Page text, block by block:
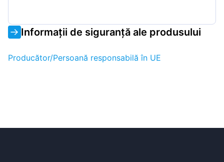
Informații de siguranță ale produsului
Producător/Persoană responsabilă în UE